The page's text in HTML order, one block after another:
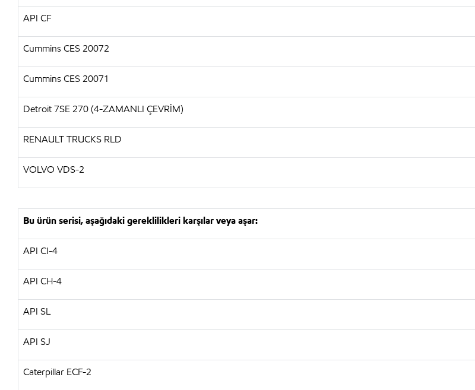
API CF
Cummins CES 20072
Cummins CES 20071
Detroit 7SE 270 (4-ZAMANLI ÇEVRİM)
RENAULT TRUCKS RLD
VOLVO VDS-2
Bu ürün serisi, aşağıdaki gereklilikleri karşılar veya aşar:
API CI-4
API CH-4
API SL
API SJ
Caterpillar ECF-2